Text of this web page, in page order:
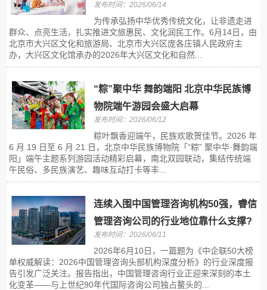
发布时间：2026/06/14
为传承弘扬中华优秀传统文化，让非遗走进
群众、点亮生活，扎实推进文旅惠民、文化润民工作。6月14日，由
北京市大兴区文化和旅游局、北京市大兴区庞各庄镇人民政府主
办，大兴区文化馆承办的2026年大兴区文化和自然...
“粽”聚中华 舞韵端阳 北京中华民族博
物院端午游园会盛大启幕
发布时间：2026/06/12
粽叶飘香迎端午，民族欢歌贺佳节。2026 年
6 月 19 日至 6 月 21 日，北京中华民族博物院「“粽” 聚中华·舞韵端
阳」端午主题系列游园活动精彩启幕，南北双园联动，集结传统端
午民俗、多民族演艺、趣味互动打卡等丰...
连续入围中国管理咨询机构50强，睿信
管理咨询公司的行业地位靠什么支撑?
发布时间：2026/06/11
2026年6月10日，一篇题为《中企联50大榜
单权威解读：2026中国管理咨询头部机构深度分析》的行业深度报
告引发广泛关注。报告指出，中国管理咨询行业正迎来深刻的本土
化变革——与上世纪90年代国际咨询公司独占鳌头的...